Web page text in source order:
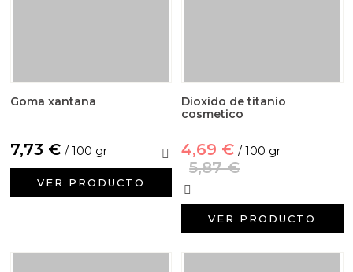
Goma xantana
7,73 € / 100 gr
VER PRODUCTO
Dioxido de titanio
cosmetico
4,69 € / 100 gr
5,87 €
VER PRODUCTO